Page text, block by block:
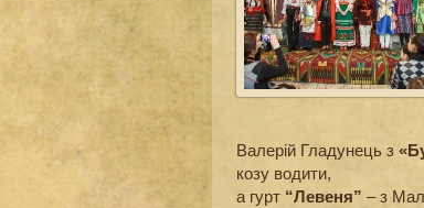
Валерій Гладунець з
козу водити,
а гурт “Левеня” – з